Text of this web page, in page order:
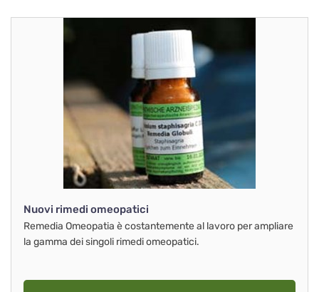
Nuovi rimedi omeopatici
Remedia Omeopatia è costantemente al lavoro per ampliare
la gamma dei singoli rimedi omeopatici.